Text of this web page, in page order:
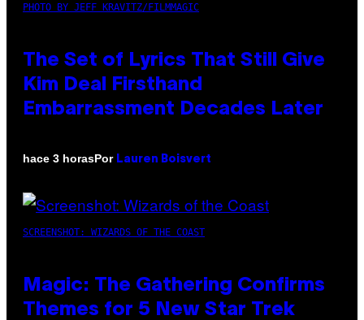
PHOTO BY JEFF KRAVITZ/FILMMAGIC
The Set of Lyrics That Still Give
Kim Deal Firsthand
Embarrassment Decades Later
hace 3 horasPor Lauren Boisvert
SCREENSHOT: WIZARDS OF THE COAST
Magic: The Gathering Confirms
Themes for 5 New Star Trek